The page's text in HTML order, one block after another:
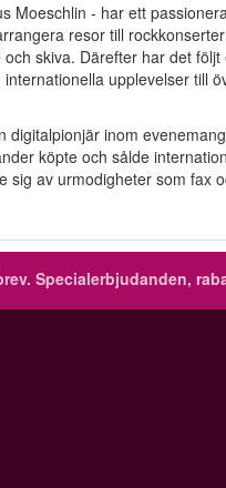
Moeschlin - har ett
resor till
skiva. Därefter har det
upplevelser till
digitalpionjär inom
köpte och sålde
av urmodigheter som fax
Specialerbjudanden,